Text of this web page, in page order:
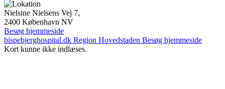
Nielsine Nielsens Vej 7,
2400 København NV
Besøg hjemmeside
bispebjerghospital.dk Region Hovedstaden Besøg hjemmeside
Kort kunne ikke indlæses.